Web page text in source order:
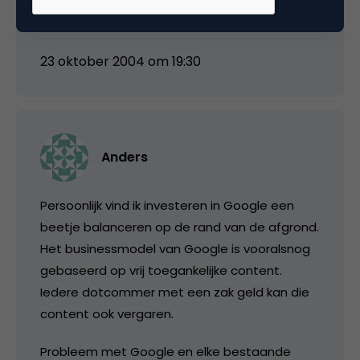
van 150 rechtvaardigd zal de toekomst leren…
23 oktober 2004 om 19:30
Anders
Persoonlijk vind ik investeren in Google een
beetje balanceren op de rand van de afgrond.
Het businessmodel van Google is vooralsnog
gebaseerd op vrij toegankelijke content.
Iedere dotcommer met een zak geld kan die
content ook vergaren.
Probleem met Google en elke bestaande